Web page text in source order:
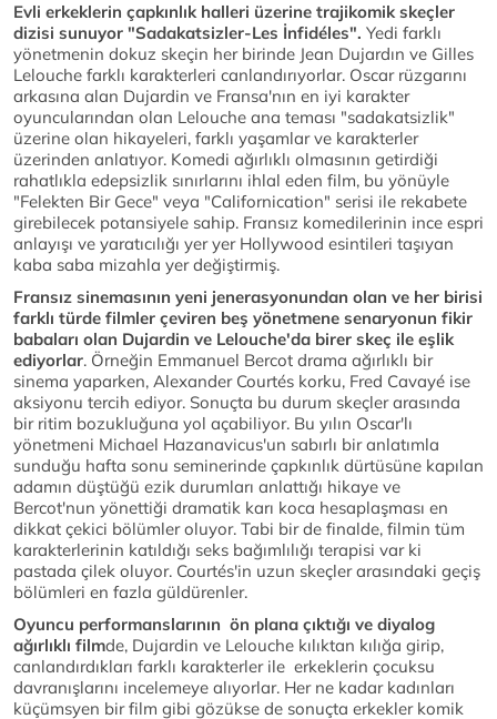
Evli erkeklerin çapkınlık halleri üzerine trajikomik skeçler
dizisi sunuyor "Sadakatsizler-Les İnfidéles". Yedi farklı
yönetmenin dokuz skeçin her birinde Jean Dujardın ve Gilles
Lelouche farklı karakterleri canlandırıyorlar. Oscar rüzgarını
arkasına alan Dujardin ve Fransa'nın en iyi karakter
oyuncularından olan Lelouche ana teması "sadakatsizlik"
üzerine olan hikayeleri, farklı yaşamlar ve karakterler
üzerinden anlatıyor. Komedi ağırlıklı olmasının getirdiği
rahatlıkla edepsizlik sınırlarını ihlal eden film, bu yönüyle
"Felekten Bir Gece" veya "Californication" serisi ile rekabete
girebilecek potansiyele sahip. Fransız komedilerinin ince espri
anlayışı ve yaratıcılığı yer yer Hollywood esintileri taşıyan
kaba saba mizahla yer değiştirmiş.
Fransız sinemasının yeni jenerasyonundan olan ve her birisi
farklı türde filmler çeviren beş yönetmene senaryonun fikir
babaları olan Dujardin ve Lelouche'da birer skeç ile eşlik
ediyorlar. Örneğin Emmanuel Bercot drama ağırlıklı bir
sinema yaparken, Alexander Courtés korku, Fred Cavayé ise
aksiyonu tercih ediyor. Sonuçta bu durum skeçler arasında
bir ritim bozukluğuna yol açabiliyor. Bu yılın Oscar'lı
yönetmeni Michael Hazanavicus'un sabırlı bir anlatımla
sunduğu hafta sonu seminerinde çapkınlık dürtüsüne kapılan
adamın düştüğü ezik durumları anlattığı hikaye ve
Bercot'nun yönettiği dramatik karı koca hesaplaşması en
dikkat çekici bölümler oluyor. Tabi bir de finalde, filmin tüm
karakterlerinin katıldığı seks bağımlılığı terapisi var ki
pastada çilek oluyor. Courtés'in uzun skeçler arasındaki geçiş
bölümleri en fazla güldürenler.
Oyuncu performanslarının ön plana çıktığı ve diyalog
ağırlıklı filmde, Dujardin ve Lelouche kılıktan kılığa girip,
canlandırdıkları farklı karakterler ile erkeklerin çocuksu
davranışlarını incelemeye alıyorlar. Her ne kadar kadınları
küçümsyen bir film gibi gözükse de sonuçta erkekler komik